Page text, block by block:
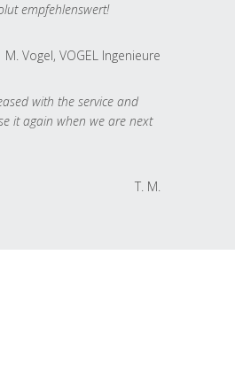
empfehlenswert!
M. Vogel, VOGEL Ingenieure
with the service and
it again when we are next
T. M.